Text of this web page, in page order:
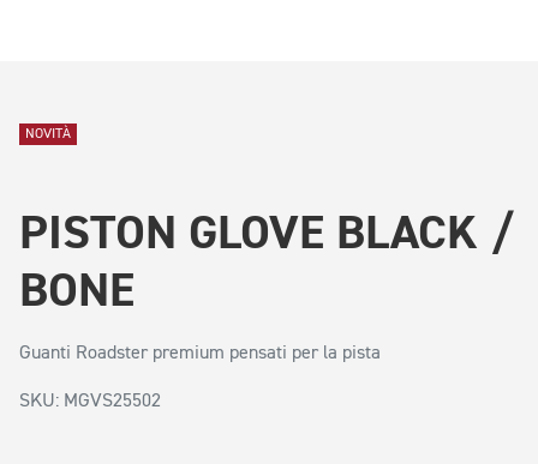
NOVITÀ
PISTON GLOVE BLACK /
BONE
Guanti Roadster premium pensati per la pista
SKU: MGVS25502